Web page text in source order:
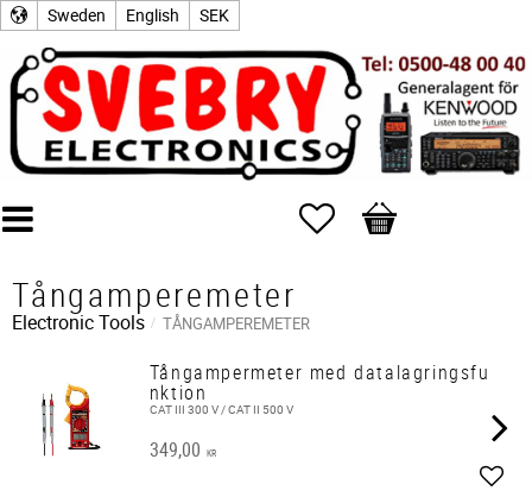
Sweden English SEK
Favorites
Basket
Tångamperemeter
Electronic Tools TÅNGAMPEREMETER
Tångampermeter med datalagringsfu
nktion
CAT III 300 V / CAT II 500 V
349,00 KR
Add